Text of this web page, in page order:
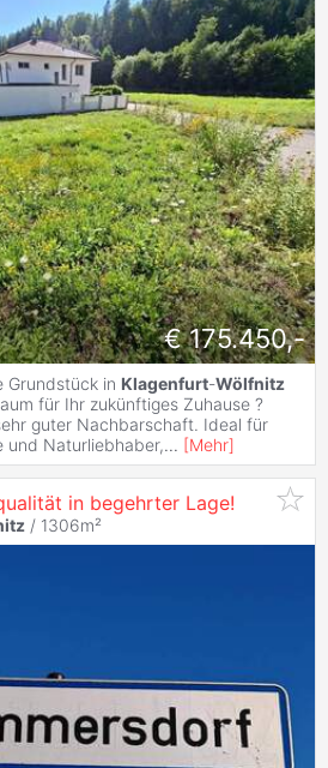
€ 175.450,-
Grundstück in Klagenfurt-Wölfnitz
für Ihr zukünftiges Zuhause ?
guter Nachbarschaft. Ideal für
und Naturliebhaber,... [Mehr]
in begehrter Lage!
/ 1306m²